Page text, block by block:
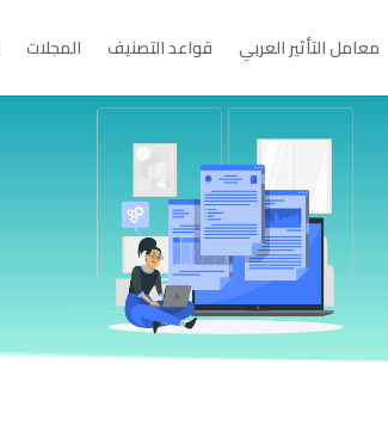
المجلات قواعد التصنيف معامل التأثير العربي